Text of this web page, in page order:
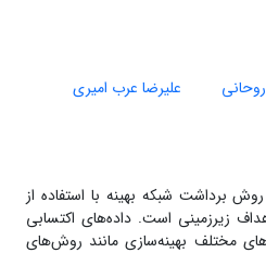
روحانی
علیرضا عرب امیری
برداشت شبکه بهینه با استفاده از
زیرزمینی است. داده‌های اکتسابی
مختلف بهینه‌سازی مانند روش‌های